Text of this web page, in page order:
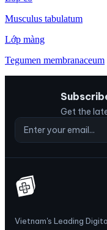
Musculus tabulatum
Lớp màng
Tegumen membranaceum
Get the
Vietnam's Leading